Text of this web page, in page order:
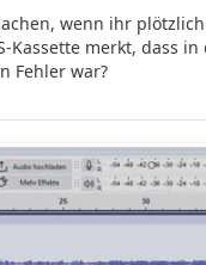
im Internet und
auf…
wenn ihr
Kassette merkt, dass in
Fehler war?